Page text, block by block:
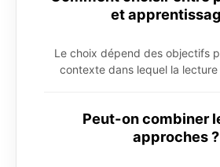
et
Le choix dépend des objectifs
contexte dans lequel la
Peut-on combiner
approches ?